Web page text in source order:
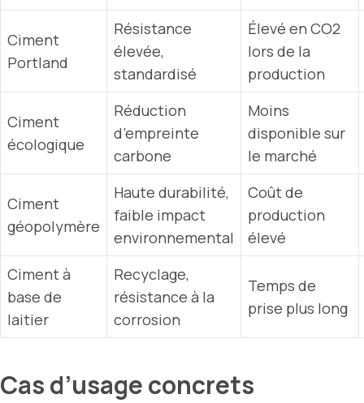
Ciment
Portland
Résistance
élevée,
standardisé
Élevé en CO2
lors de la
production
Ciment
écologique
Réduction
d’empreinte
carbone
Moins
disponible sur
le marché
Ciment
géopolymère
Haute durabilité,
faible impact
environnemental
Coût de
production
élevé
Ciment à
base de
laitier
Recyclage,
résistance à la
corrosion
Temps de
prise plus long
Cas d’usage concrets